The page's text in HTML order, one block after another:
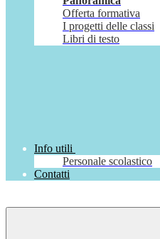
Offerta formativa
I progetti delle classi
Libri di testo
Info utili
Personale scolastico
Contatti